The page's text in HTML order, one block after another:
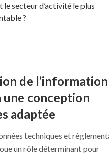
le secteur d’activité le plus
?
de l’information
conception
adaptée
techniques et
un rôle déterminant pour